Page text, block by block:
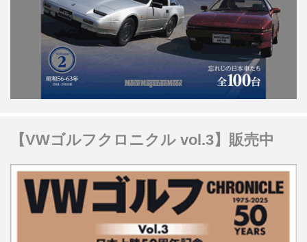
【VWゴルフクロニクル vol.3】販売中